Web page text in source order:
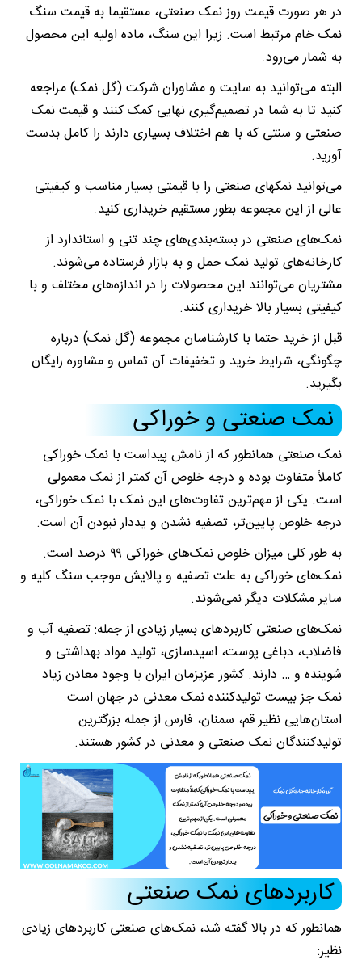
در هر صورت قیمت روز نمک صنعتی، مستقیما به قیمت سنگ
نمک خام مرتبط است. زیرا این سنگ، ماده اولیه این محصول
به شمار می‌رود.
البته می‌توانید به سایت و مشاوران شرکت (گل نمک) مراجعه
کنید تا به شما در تصمیم‌گیری نهایی کمک کنند و قیمت نمک
صنعتی و سنتی که با هم اختلاف بسیاری دارند را کامل بدست
آورید.
می‌توانید نمکهای صنعتی را با قیمتی بسیار مناسب و کیفیتی
عالی از این مجموعه بطور مستقیم خریداری کنید.
نمک‌های صنعتی در بسته‌بندی‌های چند تنی و استاندارد از
کارخانه‌های تولید نمک حمل و به بازار فرستاده می‌شوند.
مشتریان می‌توانند این محصولات را در اندازه‌های مختلف و با
کیفیتی بسیار بالا خریداری کنند.
قبل از خرید حتما با کارشناسان مجموعه (گل نمک) درباره
چگونگی، شرایط خرید و تخفیفات آن تماس و مشاوره رایگان
بگیرید.
نمک صنعتی و خوراکی
نمک صنعتی همانطور که از نامش پیداست با نمک خوراکی
کاملاً متفاوت بوده و درجه خلوص آن کمتر از نمک معمولی
است. یکی از مهم‌ترین تفاوت‌های این نمک با نمک خوراکی،
درجه خلوص پایین‌تر، تصفیه نشدن و یددار نبودن آن است.
به طور کلی میزان خلوص نمک‌های خوراکی ۹۹ درصد است.
نمک‌های خوراکی به علت تصفیه و پالایش موجب سنگ کلیه و
سایر مشکلات دیگر نمی‌شوند.
نمک‌های صنعتی کاربردهای بسیار زیادی از جمله: تصفیه آب و
فاضلاب، دباغی پوست، اسیدسازی، تولید مواد بهداشتی و
شوینده و … دارند. کشور عزیزمان ایران با وجود معادن زیاد
نمک جز بیست تولیدکننده نمک معدنی در جهان است.
استان‌هایی نظیر قم، سمنان، فارس از جمله بزرگترین
تولیدکنندگان نمک صنعتی و معدنی در کشور هستند.
کاربردهای نمک صنعتی
همانطور که در بالا گفته شد، نمک‌های صنعتی کاربردهای زیادی
نظیر: